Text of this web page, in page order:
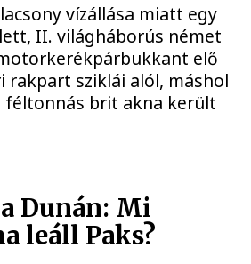
vízállása miatt egy
II. világháborús német
elő
rakpart sziklái alól, máshol
féltonnás brit akna került
Dunán: Mi
leáll Paks?